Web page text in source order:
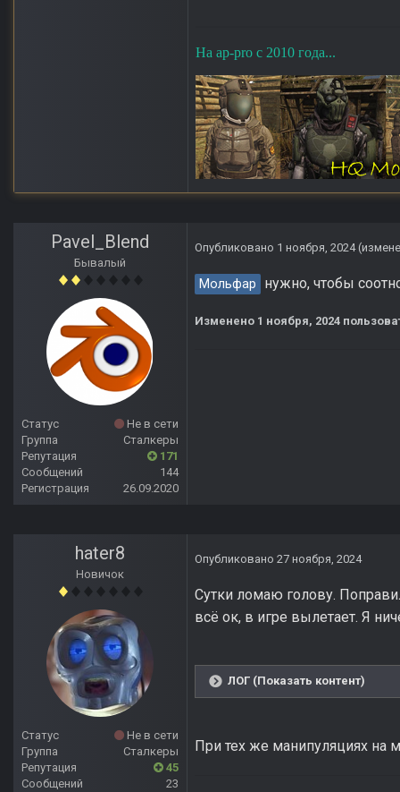
На ap-pro с 2010 года...
Pavel_Blend
Бывалый
Статус
Не в сети
Группа
Сталкеры
Репутация
171
Сообщений
144
Регистрация
26.09.2020
Опубликовано 1 ноября, 2024
Мольфар нужно, чтобы
Изменено 1 ноября, 2024
hater8
Новичок
Статус
Не в сети
Группа
Сталкеры
Репутация
45
Сообщений
23
Опубликовано 27 ноября, 2024
Сутки ломаю голову.
всё ок, в игре вылетает. Я
ЛОГ (Показать контент)
При тех же манипуляциях на